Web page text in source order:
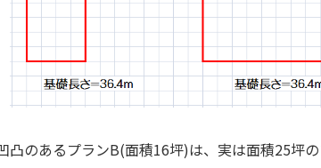
凸のあるプランB(面積16坪)は、実は面積25坪